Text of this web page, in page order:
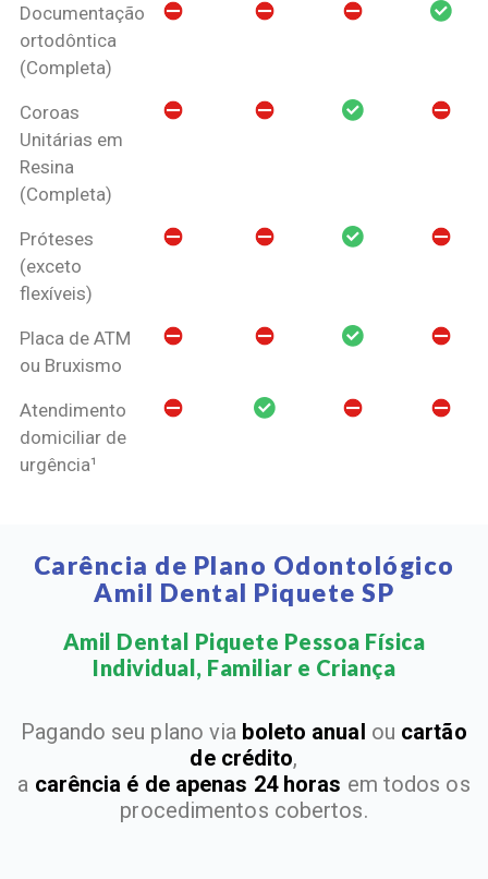
Documentação
ortodôntica
(Completa)
Coroas
Unitárias em
Resina
(Completa)
Próteses
(exceto
flexíveis)
Placa de ATM
ou Bruxismo
Atendimento
domiciliar de
urgência¹
Carência de Plano Odontológico
Amil Dental Piquete SP
Amil Dental Piquete Pessoa Física
Individual, Familiar e Criança​
Pagando seu plano via boleto anual ou cartão
de crédito,
a carência é de apenas 24 horas em todos os
procedimentos cobertos.